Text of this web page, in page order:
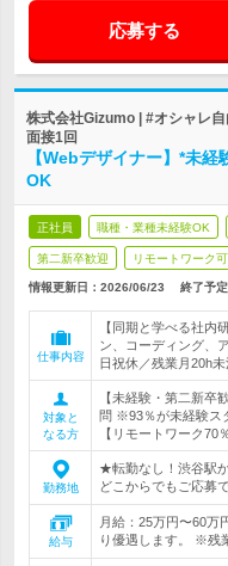
応募する
株式会社Gizumo | #オシャレ
面接1回
【Webデザイナー】*未
OK
正社員 職種・業種未経験OK
第二新卒歓迎 リモートワーク可
情報更新日：2026/06/23 終了予
仕事内容
【同期と学べる社内
ン、コーディング、
日祝休／残業月20h未
対象と
なる方
【未経験・第二新
問 ※93％が未経験ス
【リモートワーク70％
勤務地
★転勤なし！渋谷駅
どこからでもご応募
給与
月給：25万円〜60万
り優遇します。 ※残